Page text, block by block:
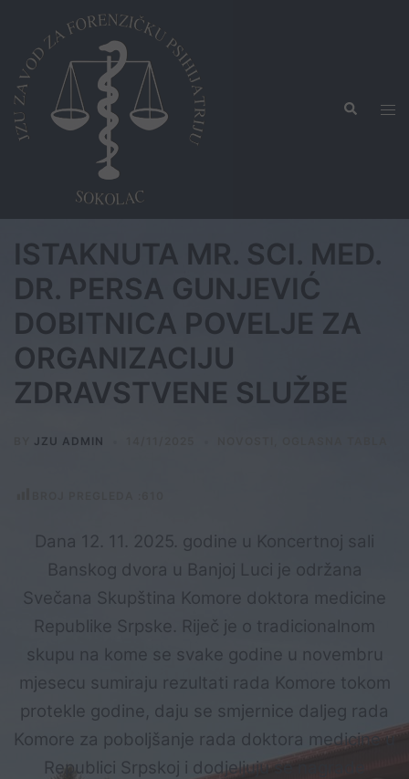
content
Search
​ISTAKNUTA MR. SCI. MED.
DR. PERSA GUNJEVIĆ
DOBITNICA POVELJE ZA
ORGANIZACIJU
ZDRAVSTVENE SLUŽBE
JZU ADMIN
Dana 12. 11. 2025. godine u Koncertnoj sali
Banskog dvora u Banjoj Luci je održana
Svečana Skupština Komore doktora medicine
Republike Srpske. Riječ je o tradicionalnom
skupu na kome se svake godine u novembru
mjesecu sumiraju rezultati rada Komore tokom
protekle godine, daju se smjernice daljeg rada
Komore za poboljšanje rada doktora medicine u
Republici Srpskoj i dodjeljuju se nagrade